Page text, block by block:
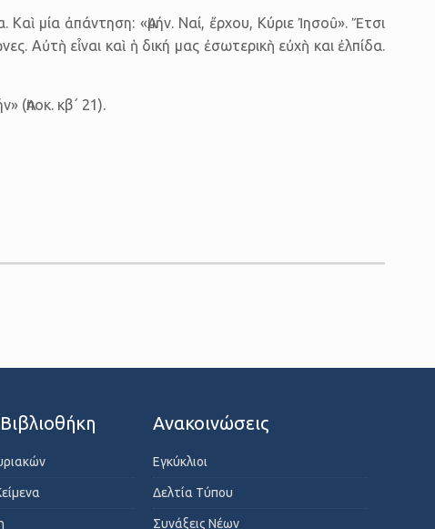
μία ἀπάντηση: «Ἀμήν. Ναί, ἔρχου, Κύριε Ἰησοῦ». Ἔτσι
Αὐτὴ εἶναι καὶ ἡ δική μας ἐσωτερικὴ εὐχὴ και ἐλπίδα.
(Ἀποκ. κβ΄ 21).
Ανακοινώσεις
Εγκύκλιοι
Δελτία Τύπου
Συνάξεις Νέων